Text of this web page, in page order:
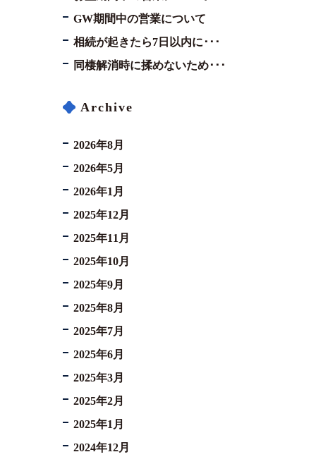
GW期間中の営業について
相続が起きたら7日以内に･･･
同棲解消時に揉めないため･･･
Archive
2026年8月
2026年5月
2026年1月
2025年12月
2025年11月
2025年10月
2025年9月
2025年8月
2025年7月
2025年6月
2025年3月
2025年2月
2025年1月
2024年12月